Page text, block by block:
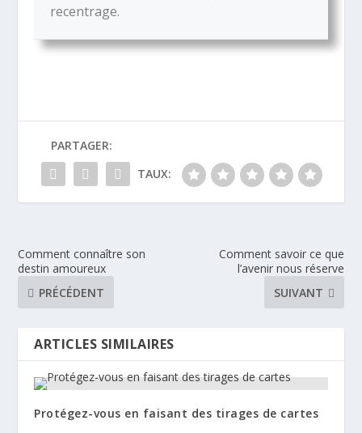
recentrage.
PARTAGER:
TAUX:
Comment connaître son
destin amoureux
PRÉCÉDENT
Comment savoir ce que
l’avenir nous réserve
SUIVANT
ARTICLES SIMILAIRES
Protégez-vous en faisant des tirages de cartes